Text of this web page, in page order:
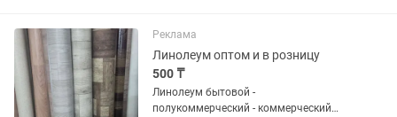
Реклама
Линолеум оптом и в розницу
500 ₸
Линолеум бытовой -
полукоммерческий - коммерческий